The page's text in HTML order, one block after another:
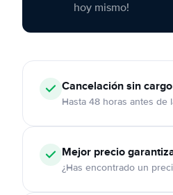
hoy mismo!
Cancelaciónsin cargo
Hasta 48 horas antes de
Mejor precio
¿Has encontrado un